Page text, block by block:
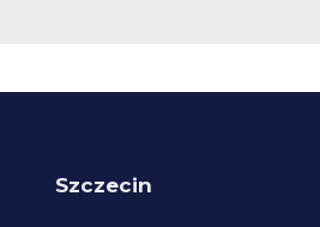
Szczecin